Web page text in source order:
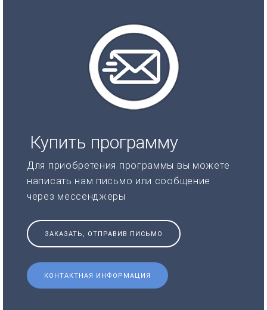
Купить программу
Для приобретения программы вы можете
написать нам письмо или сообщение
через мессенджеры
ЗАКАЗАТЬ, ОТПРАВИВ ПИСЬМО
КОНТАКТНАЯ ИНФОРМАЦИЯ